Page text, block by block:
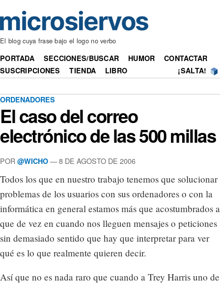
El blog cuya frase bajo el logo no verbo
PORTADA SECCIONES/BUSCAR HUMOR
CONTACTAR
SUSCRIPCIONES
TIENDA LIBRO ¡SALTA!
ORDENADORES
El caso del correo
electrónico de las 500 millas
POR @WICHO — 8 DE AGOSTO DE 2006
Todos los que en nuestro trabajo tenemos que solucionar
problemas de los usuarios con sus ordenadores o con la
informática en general estamos más que acostumbrados a
que de vez en cuando nos lleguen mensajes o peticiones
sin demasiado sentido que hay que interpretar para ver
qué es lo que realmente quieren decir.
Así que no es nada raro que cuando a Trey Harris uno de